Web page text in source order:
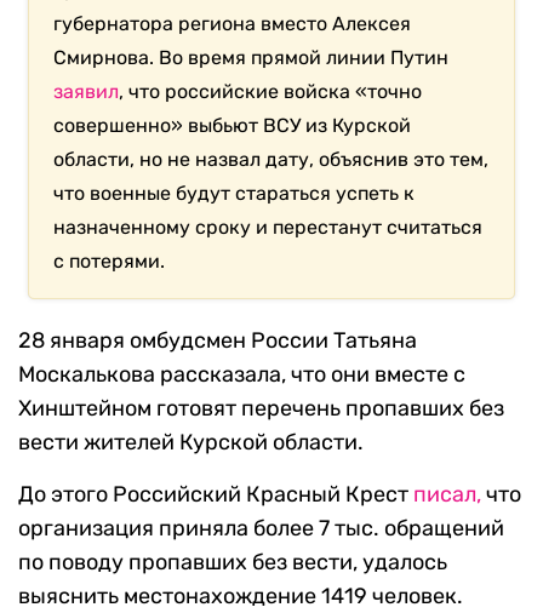
губернатора региона вместо Алексея
Смирнова. Во время прямой линии Путин
заявил, что российские войска «точно
совершенно» выбьют ВСУ из Курской
области, но не назвал дату, объяснив это тем,
что военные будут стараться успеть к
назначенному сроку и перестанут считаться
с потерями.
28 января омбудсмен России Татьяна
Москалькова рассказала, что они вместе с
Хинштейном готовят перечень пропавших без
вести жителей Курской области.
До этого Российский Красный Крест писал,что
организация приняла более 7 тыс. обращений
по поводу пропавших без вести, удалось
выяснить местонахождение 1419 человек.